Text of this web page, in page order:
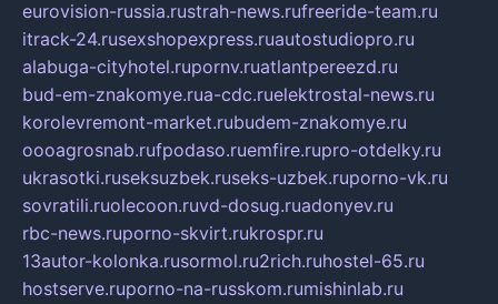
eurovision-russia.rustrah-news.rufreeride-team.ru
itrack-24.rusexshopexpress.ruautostudiopro.ru
alabuga-cityhotel.rupornv.ruatlantpereezd.ru
bud-em-znakomye.rua-cdc.ruelektrostal-news.ru
korolevremont-market.rubudem-znakomye.ru
oooagrosnab.rufpodaso.ruemfire.rupro-otdelky.ru
ukrasotki.ruseksuzbek.ruseks-uzbek.ruporno-vk.ru
sovratili.ruolecoon.ruvd-dosug.ruadonyev.ru
rbc-news.ruporno-skvirt.rukrospr.ru
13autor-kolonka.rusormol.ru2rich.ruhostel-65.ru
hostserve.ruporno-na-russkom.rumishinlab.ru